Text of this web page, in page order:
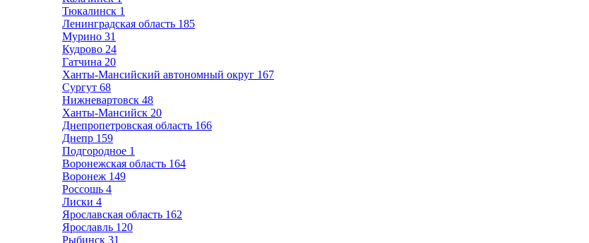
Тюкалинск 1
Ленинградская область 185
Мурино 31
Кудрово 24
Гатчина 20
Ханты-Мансийский автономный округ 167
Сургут 68
Нижневартовск 48
Ханты-Мансийск 20
Днепропетровская область 166
Днепр 159
Подгородное 1
Воронежская область 164
Воронеж 149
Россошь 4
Лиски 4
Ярославская область 162
Ярославль 120
Рыбинск 31